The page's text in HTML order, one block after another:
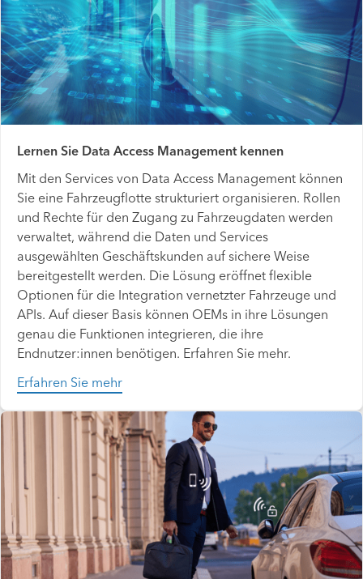
Lernen Sie Data Access Management kennen
Mit den Services von Data Access Management können
Sie eine Fahrzeugflotte strukturiert organisieren. Rollen
und Rechte für den Zugang zu Fahrzeugdaten werden
verwaltet, während die Daten und Services
ausgewählten Geschäftskunden auf sichere Weise
bereitgestellt werden. Die Lösung eröffnet flexible
Optionen für die Integration vernetzter Fahrzeuge und
APIs. Auf dieser Basis können OEMs in ihre Lösungen
genau die Funktionen integrieren, die ihre
Endnutzer:innen benötigen. Erfahren Sie mehr.
Erfahren Sie mehr